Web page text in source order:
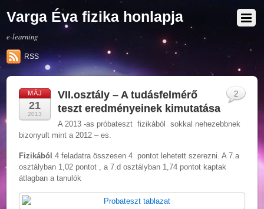
Varga Éva fizika honlapja
e-learning
RSS
MÁJ
21
2013
VII.osztály – A tudásfelmérő
teszt eredményeinek kimutatása
A 2013 -as próbateszt fizikából sokkal nehezebbnek
bizonyult mint a 2012 – es.
Fizikából 4 feladatra összesen 4 pontot lehetett szerezni. A 7.a
osztályban 1,02 pontot , a 7.d osztályban 1,74 pontot kaptak
átlagban a tanulók
2